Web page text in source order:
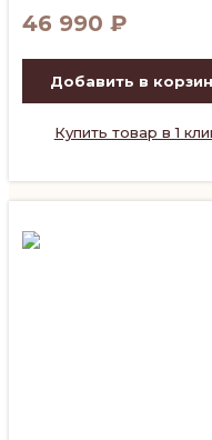
46 990 ₽
Добавить в
Купить товар в 1